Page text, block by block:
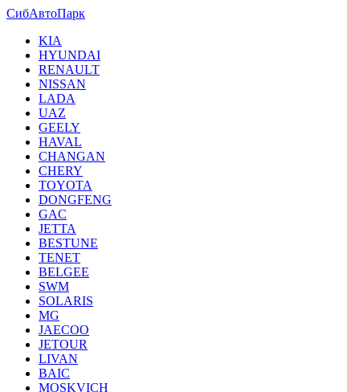
СибАвтоПарк
KIA
HYUNDAI
RENAULT
NISSAN
LADA
UAZ
GEELY
HAVAL
CHANGAN
CHERY
TOYOTA
DONGFENG
GAC
JETTA
BESTUNE
TENET
BELGEE
SWM
SOLARIS
MG
JAECOO
JETOUR
LIVAN
BAIC
MOSKVICH